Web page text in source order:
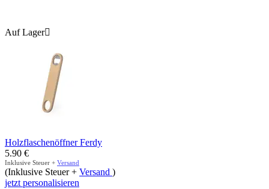
Auf Lager
Holzflaschenöffner Ferdy
5.90 €
Inklusive Steuer + Versand
(Inklusive Steuer + Versand )
jetzt personalisieren